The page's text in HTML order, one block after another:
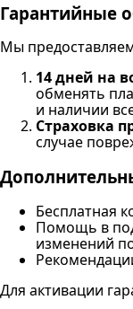
Гарантийные
Мы
14 дней на
обменять
и наличии
Страховка
случае
Бесплатная
Помощь в
изменений
Для активации